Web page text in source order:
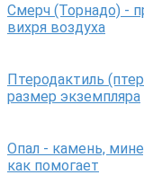
Смерч (Торнадо) -
вихря воздуха
Птеродактиль
размер экземпляра
Опал - камень,
как помогает